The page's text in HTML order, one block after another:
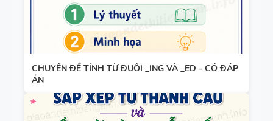
CHUYÊN ĐỀ TÍNH TỪ ĐUÔI _ING VÀ _ED - CÓ ĐÁP
ÁN